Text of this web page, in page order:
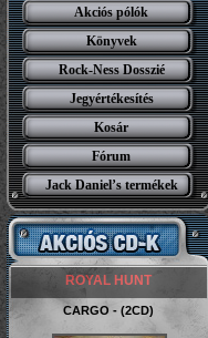
Akciós pólók
Könyvek
Rock-Ness Dosszié
Jegyértékesítés
Kosár
Fórum
Jack Daniel’s termékek
ROYAL HUNT
CARGO - (2CD)